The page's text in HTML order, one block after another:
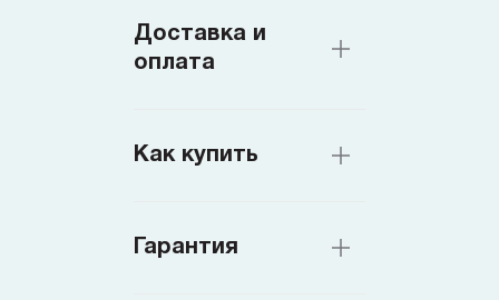
Доставка и
оплата
Как купить
Гарантия